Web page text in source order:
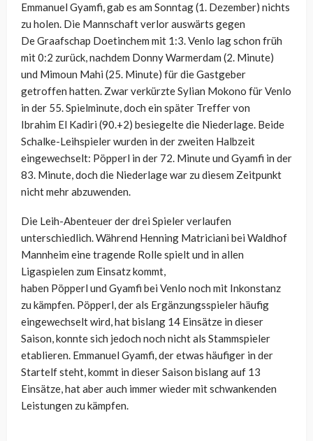
Emmanuel Gyamfi, gab es am Sonntag (1. Dezember) nichts
zu holen. Die Mannschaft verlor auswärts gegen
DeGraafschap Doetinchem mit 1:3. Venlo lag schon früh
mit 0:2 zurück, nachdem DonnyWarmerdam (2. Minute)
und Mimoun Mahi (25. Minute) für die Gastgeber
getroffen hatten. Zwar verkürzteSylian Mokono für Venlo
in der 55. Spielminute, doch ein später Treffer von
Ibrahim El Kadiri (90.+2) besiegelte die Niederlage. Beide
Schalke-Leihspieler wurden in der zweiten Halbzeit
eingewechselt: Pöpperl in der 72. Minute und Gyamfi in der
83. Minute, doch die Niederlage war zu diesem Zeitpunkt
nicht mehr abzuwenden.
Die Leih-Abenteuer der drei Spieler verlaufen
unterschiedlich. Während Henning Matriciani bei Waldhof
Mannheim eine tragende Rolle spielt und in allen
Ligaspielen zum Einsatz kommt,
haben Pöpperl und Gyamfi bei Venlo noch mit Inkonstanz
zu kämpfen. Pöpperl, der als Ergänzungsspieler häufig
eingewechselt wird, hat bislang 14 Einsätze in dieser
Saison, konnte sich jedoch noch nicht als Stammspieler
etablieren. Emmanuel Gyamfi, der etwas häufiger in der
Startelf steht, kommt in dieser Saison bislang auf 13
Einsätze, hat aber auch immer wieder mit schwankenden
Leistungen zu kämpfen.